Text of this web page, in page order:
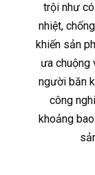
trội như
nhiệt,
khiến sản
ưa chuộng
người băn
công
khoảng